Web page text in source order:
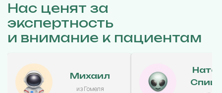
Нас ценят за
экспертность
и внимание к пациентам
Михаил
из Гомеля